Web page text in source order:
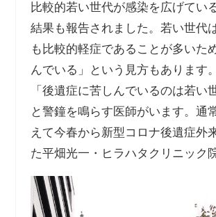
比較的若い世代が感染を広げてい
結果も報告されました。若い世代
も比較的軽症であることが多いた
んでいる」という見方もあります
「後遺症に苦しんでいるのは若い
と警鐘を鳴らす医師がいます。通
えて今春から新型コロナ後遺症外
た平畑光一・ヒラハタクリニック